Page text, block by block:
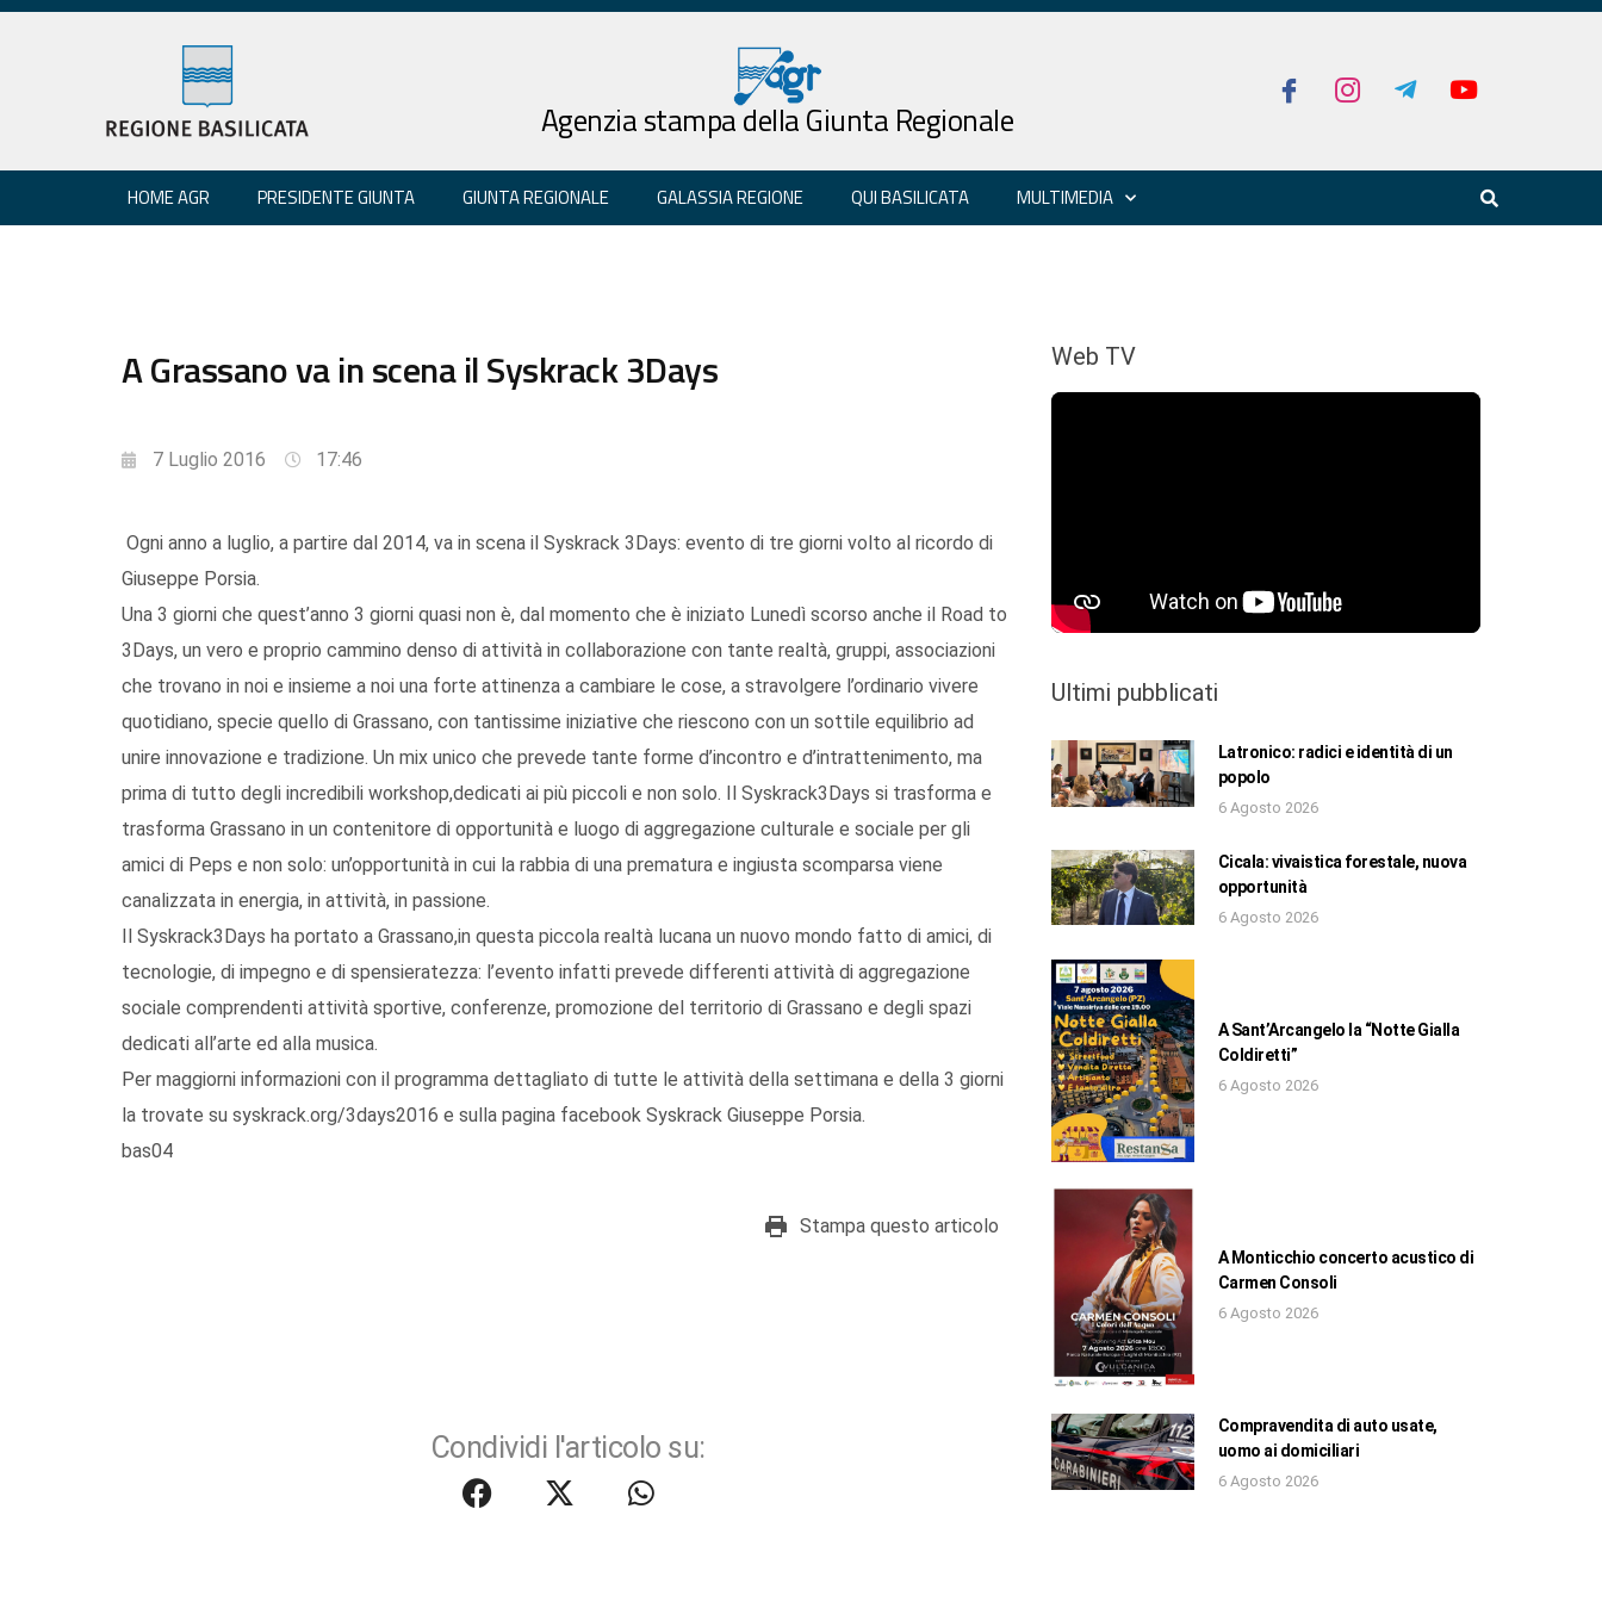
Agenzia stampa della Giunta Regionale
HOME AGR PRESIDENTE GIUNTA GIUNTA REGIONALE GALASSIA REGIONE QUI BASILICATA MULTIMEDIA
A Grassano va in scena il Syskrack 3Days
7 Luglio 2016 17:46
Ogni anno a luglio, a partire dal 2014, va in scena il Syskrack 3Days: evento di tre giorni volto al ricordo di
Giuseppe Porsia.
Una 3 giorni che quest’anno 3 giorni quasi non è, dal momento che è iniziato Lunedì scorso anche il Road to
3Days, un vero e proprio cammino denso di attività in collaborazione con tante realtà, gruppi, associazioni
che trovano in noi e insieme a noi una forte attinenza a cambiare le cose, a stravolgere l’ordinario vivere
quotidiano, specie quello di Grassano, con tantissime iniziative che riescono con un sottile equilibrio ad
unire innovazione e tradizione. Un mix unico che prevede tante forme d’incontro e d’intrattenimento, ma
prima di tutto degli incredibili workshop,dedicati ai più piccoli e non solo. Il Syskrack3Days si trasforma e
trasforma Grassano in un contenitore di opportunità e luogo di aggregazione culturale e sociale per gli
amici di Peps e non solo: un’opportunità in cui la rabbia di una prematura e ingiusta scomparsa viene
canalizzata in energia, in attività, in passione.
Il Syskrack3Days ha portato a Grassano,in questa piccola realtà lucana un nuovo mondo fatto di amici, di
tecnologie, di impegno e di spensieratezza: l’evento infatti prevede differenti attività di aggregazione
sociale comprendenti attività sportive, conferenze, promozione del territorio di Grassano e degli spazi
dedicati all’arte ed alla musica.
Per maggiorni informazioni con il programma dettagliato di tutte le attività della settimana e della 3 giorni
la trovate su syskrack.org/3days2016 e sulla pagina facebook Syskrack Giuseppe Porsia.
bas04
Stampa questo articolo
Condividi l'articolo su:
Web TV
Ultimi pubblicati
Latronico: radici e identità di un
popolo
6 Agosto 2026
Cicala: vivaistica forestale, nuova
opportunità
6 Agosto 2026
A Sant’Arcangelo la “Notte Gialla
Coldiretti”
6 Agosto 2026
A Monticchio concerto acustico di
Carmen Consoli
6 Agosto 2026
Compravendita di auto usate,
uomo ai domiciliari
6 Agosto 2026